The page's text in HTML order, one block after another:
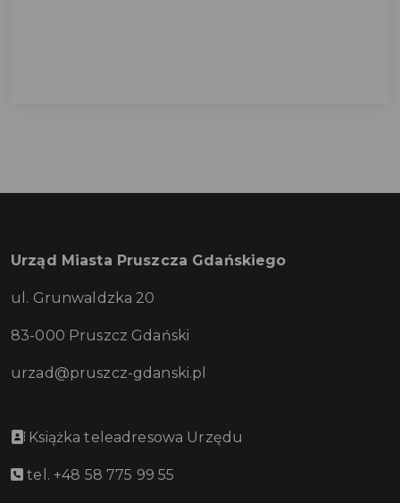
Urząd Miasta Pruszcza Gdańskiego
ul. Grunwaldzka 20
83-000 Pruszcz Gdański
urzad@pruszcz-gdanski.pl
Książka teleadresowa Urzędu
tel. +48 58 775 99 55